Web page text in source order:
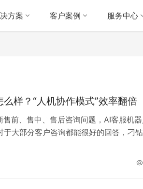
方案 客户案例 服务中心
样？“人机协作模式”效率翻倍
前、售中、售后咨询问题，AI客服机器
大部分客户咨询都能很好的回答，刁钻